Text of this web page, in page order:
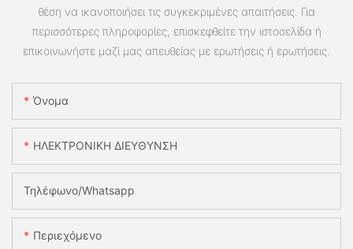
θέση να ικανοποιήσει τις συγκεκριμένες απαιτήσεις. Για
περισσότερες πληροφορίες, επισκεφθείτε την ιστοσελίδα ή
επικοινωνήστε μαζί μας απευθείας με ερωτήσεις ή ερωτήσεις.
Όνομα
ΗΛΕΚΤΡΟΝΙΚΗ ΔΙΕΥΘΥΝΣΗ
Τηλέφωνο/whatsapp
Περιεχόμενο